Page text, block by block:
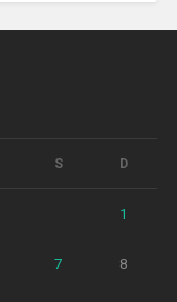
S D
1
7 8